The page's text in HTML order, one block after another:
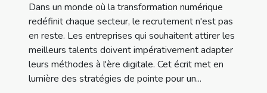
Dans un monde où la transformation numérique
redéfinit chaque secteur, le recrutement n'est pas
en reste. Les entreprises qui souhaitent attirer les
meilleurs talents doivent impérativement adapter
leurs méthodes à l'ère digitale. Cet écrit met en
lumière des stratégies de pointe pour un...